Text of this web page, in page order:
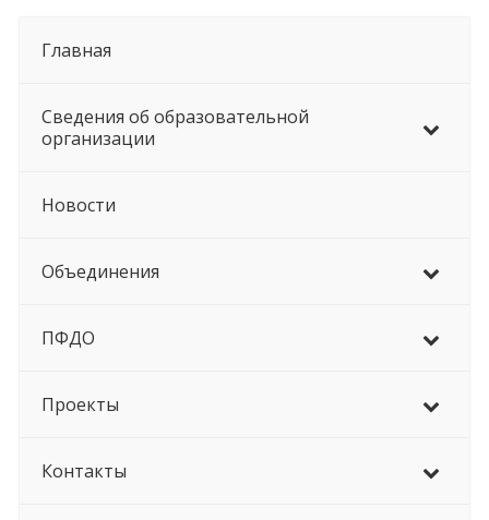
Главная
Сведения об образовательной
организации
Новости
Объединения
ПФДО
Проекты
Контакты